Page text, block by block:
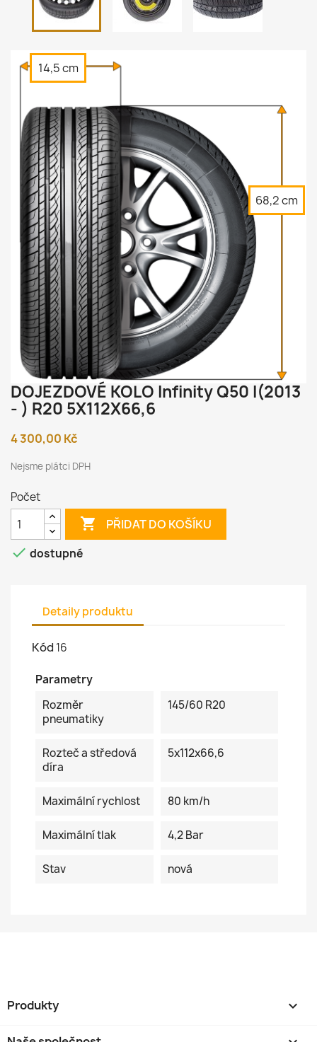

14,5 cm
68,2 cm
DOJEZDOVÉ KOLO Infinity Q50 I(2013
- ) R20 5X112X66,6
4 300,00 Kč
Nejsme plátci DPH
Počet
 PŘIDAT DO KOŠÍKU
 dostupné
Detaily produktu
Kód 16
Parametry
Rozměr
pneumatiky
145/60 R20
Rozteč a středová
díra
5x112x66,6
Maximální rychlost 80 km/h
Maximální tlak 4,2 Bar
Stav nová
Produkty 